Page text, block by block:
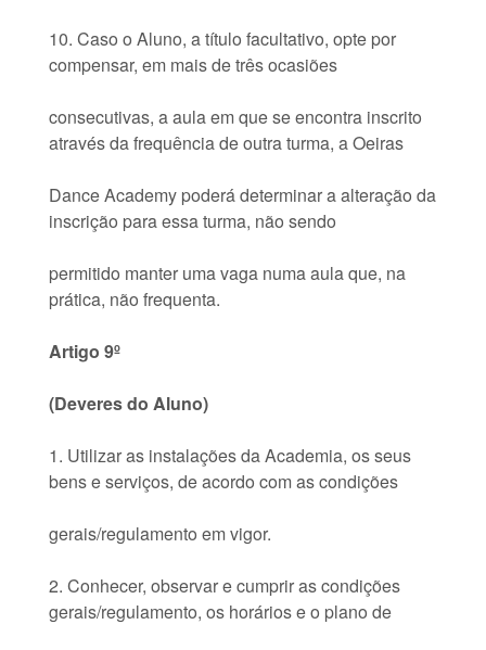
10. Caso o Aluno, a título facultativo, opte por
compensar, em mais de três ocasiões
consecutivas, a aula em que se encontra inscrito
através da frequência de outra turma, a Oeiras
Dance Academy poderá determinar a alteração da
inscrição para essa turma, não sendo
permitido manter uma vaga numa aula que, na
prática, não frequenta.
Artigo 9º
(Deveres do Aluno)
1. Utilizar as instalações da Academia, os seus
bens e serviços, de acordo com as condições
gerais/regulamento em vigor.
2. Conhecer, observar e cumprir as condições
gerais/regulamento, os horários e o plano de